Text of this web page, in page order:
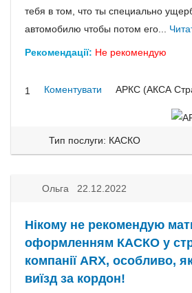
тебя в том, что ты специально
автомобилю чтобы потом его...
Рекомендації: Не рекомендую
1 Коментувати АРКС (АКСА
Тип послуги: КАСКО
Ольга 22.12.2022
Нікому не рекомендую
оформленням КАСКО у
компанії ARX, особливо,
виїзд за кордон!